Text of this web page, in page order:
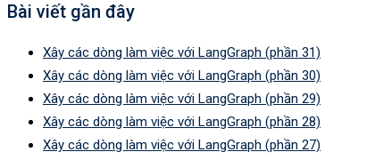
Bài viết gần đây
Xây các dòng làm việc với LangGraph (phần 31)
Xây các dòng làm việc với LangGraph (phần 30)
Xây các dòng làm việc với LangGraph (phần 29)
Xây các dòng làm việc với LangGraph (phần 28)
Xây các dòng làm việc với LangGraph (phần 27)